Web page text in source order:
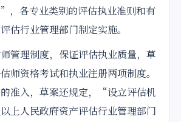
，各专业类别的评估执业准则和有
估行业管理部门制定实施。
管理制度，保证评估执业质量，草
师资格考试和执业注册两项制度。
准入，草案还规定，“设立评估机
上人民政府资产评估行业管理部门